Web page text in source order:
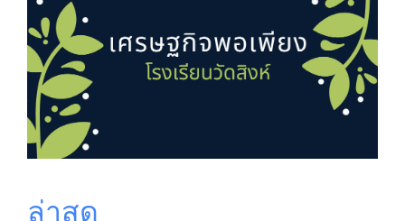
ล่าสุด